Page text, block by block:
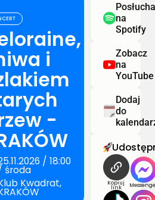
i
-
/ 18:00
środa
Kwadrat,
na
Spotify
Zobacz
na
YouTube
Dodaj
do
Kopiuj
link